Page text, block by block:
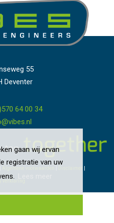
gaan wij ervan
registratie van uw
55
Deventer
64 00 34
verklaring